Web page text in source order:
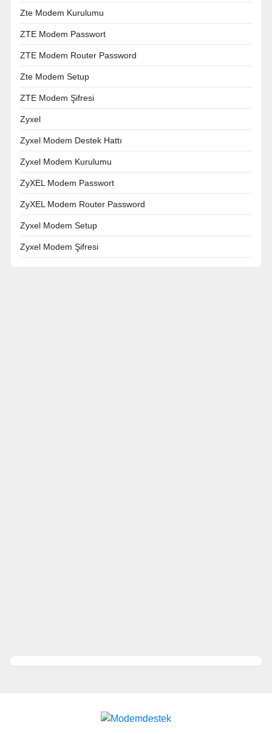
Zte Modem Kurulumu
ZTE Modem Passwort
ZTE Modem Router Password
Zte Modem Setup
ZTE Modem Şifresi
Zyxel
Zyxel Modem Destek Hattı
Zyxel Modem Kurulumu
ZyXEL Modem Passwort
ZyXEL Modem Router Password
Zyxel Modem Setup
Zyxel Modem Şifresi